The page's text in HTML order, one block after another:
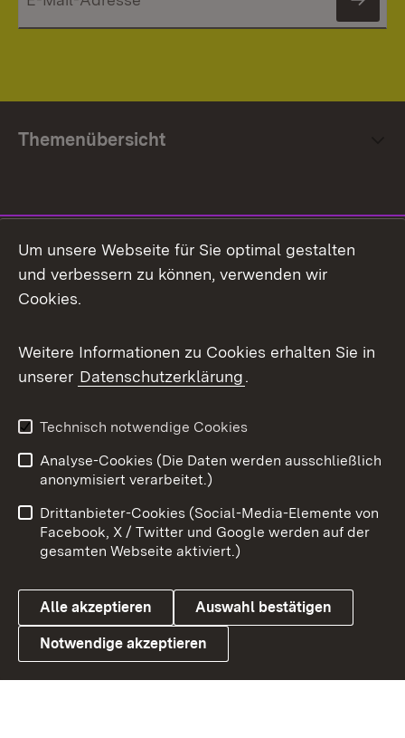
Themenübersicht
Facebook
X / Twitter
Youtube
Link zum Landesportal
Impressum
Kontakt
Barrierefreiheit
Datenschutz
Cookies
Um unsere Webseite für Sie optimal gestalten
und verbessern zu können, verwenden wir
Cookies.
Weitere Informationen zu Cookies erhalten Sie in
unserer Datenschutzerklärung.
Technisch notwendige Cookies
Analyse-Cookies (Die Daten werden ausschließlich
anonymisiert verarbeitet.)
Drittanbieter-Cookies (Social-Media-Elemente von
Facebook, X / Twitter und Google werden auf der
gesamten Webseite aktiviert.)
Alle akzeptieren Auswahl bestätigen
Notwendige akzeptieren